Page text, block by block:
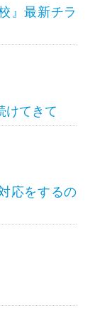
』最新チラ
けてきて
応をするの